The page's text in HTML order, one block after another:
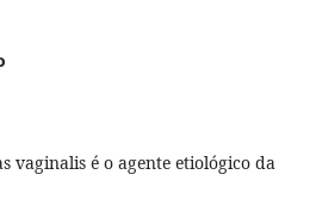
vaginalis é o agente etiológico da